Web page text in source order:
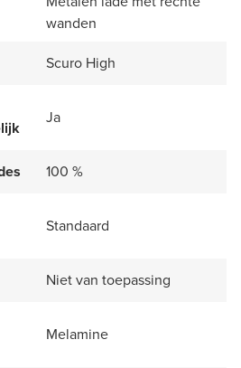
wanden
Scuro High
Ja
100 %
Standaard
Niet van toepassing
Melamine